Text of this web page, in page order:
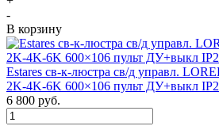
-
В корзину
Estares св-к-люстра св/д управл.
2K-4K-6K 600×106 пульт ДУ+выкл
6 800 руб.